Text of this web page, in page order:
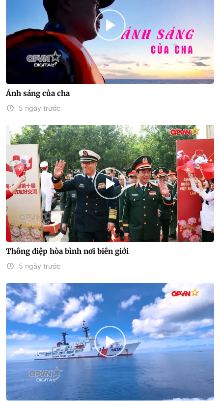
Ánh sáng của cha
5 ngày trước
Thông điệp hòa bình nơi biên giới
5 ngày trước